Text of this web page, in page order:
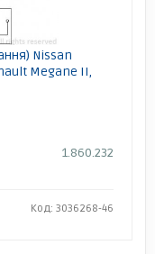
Nissan
Megane II,
1.860.232
Код: 3036268-46